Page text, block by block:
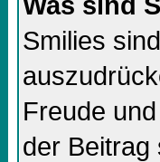
Smilies
Freude
der Beitrag